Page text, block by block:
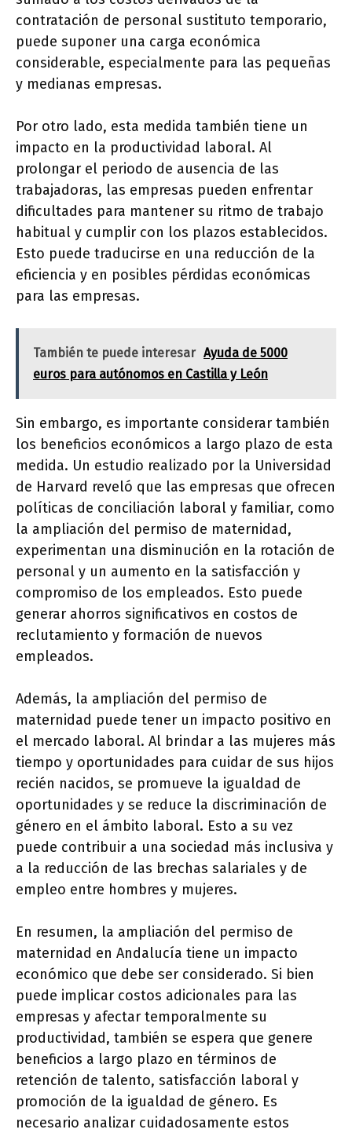
contratación de personal sustituto temporario,
puede suponer una carga económica
considerable, especialmente para las pequeñas
y medianas empresas.
Por otro lado, esta medida también tiene un
impacto en la productividad laboral. Al
prolongar el periodo de ausencia de las
trabajadoras, las empresas pueden enfrentar
dificultades para mantener su ritmo de trabajo
habitual y cumplir con los plazos establecidos.
Esto puede traducirse en una reducción de la
eficiencia y en posibles pérdidas económicas
para las empresas.
También te puede interesar Ayuda de 5000
euros para autónomos en Castilla y León
Sin embargo, es importante considerar también
los beneficios económicos a largo plazo de esta
medida. Un estudio realizado por la Universidad
de Harvard reveló que las empresas que ofrecen
políticas de conciliación laboral y familiar, como
la ampliación del permiso de maternidad,
experimentan una disminución en la rotación de
personal y un aumento en la satisfacción y
compromiso de los empleados. Esto puede
generar ahorros significativos en costos de
reclutamiento y formación de nuevos
empleados.
Además, la ampliación del permiso de
maternidad puede tener un impacto positivo en
el mercado laboral. Al brindar a las mujeres más
tiempo y oportunidades para cuidar de sus hijos
recién nacidos, se promueve la igualdad de
oportunidades y se reduce la discriminación de
género en el ámbito laboral. Esto a su vez
puede contribuir a una sociedad más inclusiva y
a la reducción de las brechas salariales y de
empleo entre hombres y mujeres.
En resumen, la ampliación del permiso de
maternidad en Andalucía tiene un impacto
económico que debe ser considerado. Si bien
puede implicar costos adicionales para las
empresas y afectar temporalmente su
productividad, también se espera que genere
beneficios a largo plazo en términos de
retención de talento, satisfacción laboral y
promoción de la igualdad de género. Es
necesario analizar cuidadosamente estos